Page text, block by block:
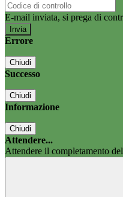
E-mail inviata, si prega di
Errore
Chiudi
Successo
Chiudi
Informazione
Chiudi
Attendere...
Attendere il completamento